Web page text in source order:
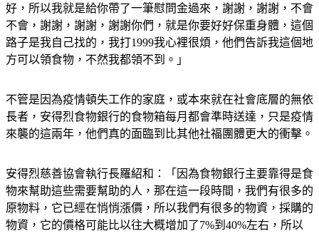
執行長vs.個案：「另外就是因為，你最近身體狀況也不是很
好，所以我就是給你帶了一筆慰問金過來，謝謝，謝謝，不會
不會，謝謝，謝謝，謝謝你們，就是你要好好保重身體，這個
路子是我自己找的，我打1999我心裡很煩，他們告訴我這個地
不管是因為疫情頓失工作的家庭，或本來就在社會底層的無依
長者，安得烈食物銀行的食物箱每月都會準時送達，只是疫情
安得烈慈善協會執行長羅紹和：「因為食物銀行主要靠得是食
物來幫助這些需要幫助的人，那在這一段時間，我們有很多的
原物料，它已經在悄悄漲價，所以我們有很多的物資，採購的